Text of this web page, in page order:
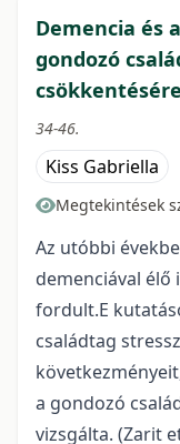
Demencia és
gondozó
csökkentésére
34-46.
Kiss Gabriella
Megtekintések
Az utóbbi
demenciával
fordult.E
családtag
a gondozó
vizsgálta. (Zarit